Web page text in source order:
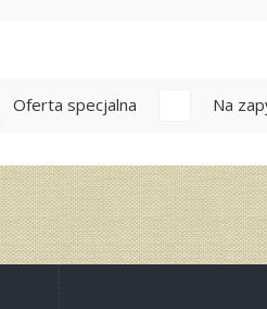
Oferta specjalna Na